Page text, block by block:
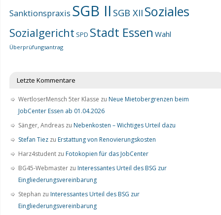
Sanktionspraxis SGB II SGB XII Soziales
Sozialgericht SPD Stadt Essen Wahl
Überprüfungsantrag
Letzte Kommentare
WertloserMensch 5ter Klasse zu Neue Mietobergrenzen beim
JobCenter Essen ab 01.04.2026
Sänger, Andreas zu Nebenkosten – Wichtiges Urteil dazu
Stefan Tiez zu Erstattung von Renovierungskosten
Harz4student zu Fotokopien für das JobCenter
BG45-Webmaster zu Interessantes Urteil des BSG zur
Eingliederungsvereinbarung
Stephan zu Interessantes Urteil des BSG zur
Eingliederungsvereinbarung